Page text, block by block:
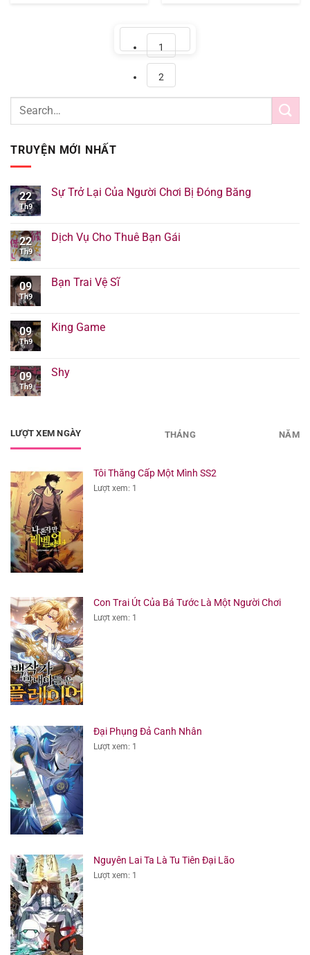
Page
1
Page
2
TRUYỆN MỚI NHẤT
22
Th9
Sự Trở Lại Của Người Chơi Bị Đóng Băng
22
Th9
Dịch Vụ Cho Thuê Bạn Gái
09
Th9
Bạn Trai Vệ Sĩ
09
Th9
King Game
09
Th9
Shy
LƯỢT XEM NGÀY THÁNG NĂM
Tôi Thăng Cấp Một Mình SS2
Lượt xem: 1
Con Trai Út Của Bá Tước Là Một Người Chơi
Lượt xem: 1
Đại Phụng Đả Canh Nhân
Lượt xem: 1
Nguyên Lai Ta Là Tu Tiên Đại Lão
Lượt xem: 1